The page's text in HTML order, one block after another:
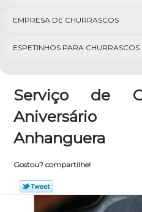
EMPRESA DE CHURRASCOS
ESPETINHOS PARA CHURRASCOS
Serviço de
Anhanguera
Gostou? compartilhe!